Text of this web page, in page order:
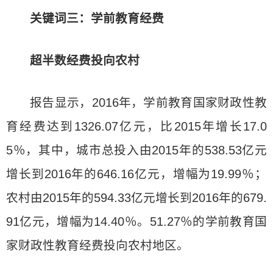
关键词三：学前教育经费
超半数经费投向农村
报告显示，2016年，学前教育国家财政性教
育经费达到1326.07亿元，比2015年增长17.0
5％，其中，城市总投入由2015年的538.53亿元
增长到2016年的646.16亿元，增幅为19.99％；
农村由2015年的594.33亿元增长到2016年的679.
91亿元，增幅为14.40％。51.27％的学前教育国
家财政性教育经费投向农村地区。